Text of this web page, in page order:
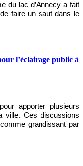
du lac d’Annecy a fait
faire un saut dans le
l’éclairage public à
apporter plusieurs
ville. Ces discussions
grandissant par